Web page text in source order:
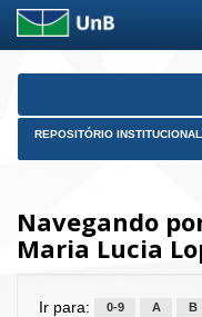
Skip
REPOSITÓRIO
Navegando
Maria Lucia
Ir para: 0-9 A B